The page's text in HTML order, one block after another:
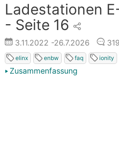
Ladestationen
- Seite 16
3.11.2022 -26.7.2026 319
elinx enbw faq ionity
Zusammenfassung